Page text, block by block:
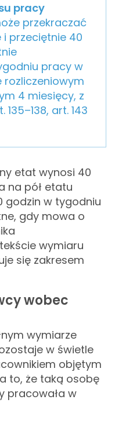
pracy
przekraczać
przeciętnie 40
pracy w
rozliczeniowym
4 miesięcy, z
art. 143
etat wynosi 40
na pół etatu
godzin w tygodniu
gdy mowa o
wymiaru
się zakresem
wobec
wymiarze
w świetle
objętym
to, że taką osobę
pracowała w